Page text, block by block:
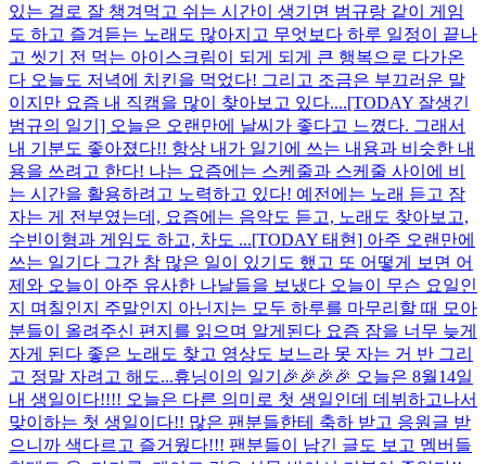
있는 걸로 잘 챙겨먹고 쉬는 시간이 생기면 범규랑 같이 게임
도 하고 즐겨듣는 노래도 많아지고 무엇보다 하루 일정이 끝나
고 씻기 전 먹는 아이스크림이 되게 되게 큰 행복으로 다가온
다 오늘도 저녁에 치킨을 먹었다! 그리고 조금은 부끄러운 말
이지만 요즘 내 직캠을 많이 찾아보고 있다....[TODAY 잘생긴
범규의 일기] 오늘은 오랜만에 날씨가 좋다고 느꼈다. 그래서
내 기분도 좋아졌다!! 항상 내가 일기에 쓰는 내용과 비슷한 내
용을 쓰려고 한다! 나는 요즘에는 스케줄과 스케줄 사이에 비
는 시간을 활용하려고 노력하고 있다! 예전에는 노래 듣고 잠
자는 게 전부였는데, 요즘에는 음악도 듣고, 노래도 찾아보고,
수빈이형과 게임도 하고, 차도 ...[TODAY 태현] 아주 오랜만에
쓰는 일기다 그간 참 많은 일이 있기도 했고 또 어떻게 보면 어
제와 오늘이 아주 유사한 나날들을 보냈다 오늘이 무슨 요일인
지 며칠인지 주말인지 아닌지는 모두 하루를 마무리할 때 모아
분들이 올려주신 편지를 읽으며 알게된다 요즘 잠을 너무 늦게
자게 된다 좋은 노래도 찾고 영상도 보느라 못 자는 거 반 그리
고 정말 자려고 해도...휴닝이의 일기🎉🎉🎉🎉 오늘은 8월14일
내 생일이다!!!! 오늘은 다른 의미로 첫 생일인데 데뷔하고나서
맞이하는 첫 생일이다!! 많은 팬분들한테 축하 받고 응원글 받
으니까 색다르고 즐거웠다!!! 팬분들이 남긴 글도 보고 멤버들